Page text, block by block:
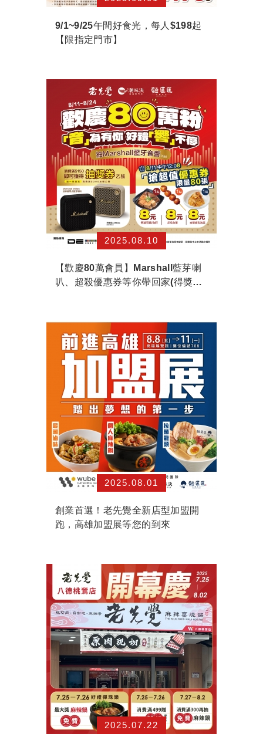
9/1~9/25午間好食光，每人$198起
【限指定門市】
2025.08.10
【歡慶80萬會員】Marshall藍芽喇
叭、超殺優惠券等你帶回家(得獎名
2025.08.01
創業首選！老先覺全新店型加盟開
跑，高雄加盟展等您的到來
2025.07.22